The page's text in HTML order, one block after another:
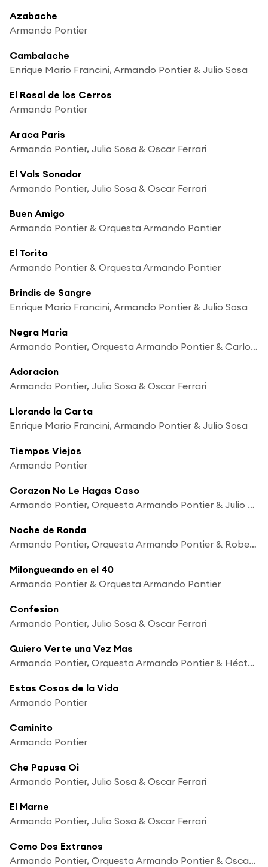
Azabache
Armando Pontier
Cambalache
Enrique Mario Francini, Armando Pontier & Julio Sosa
El Rosal de los Cerros
Armando Pontier
Araca Paris
Armando Pontier, Julio Sosa & Oscar Ferrari
El Vals Sonador
Armando Pontier, Julio Sosa & Oscar Ferrari
Buen Amigo
Armando Pontier & Orquesta Armando Pontier
El Torito
Armando Pontier & Orquesta Armando Pontier
Brindis de Sangre
Enrique Mario Francini, Armando Pontier & Julio Sosa
Negra Maria
Armando Pontier, Orquesta Armando Pontier & Carlos Maidana
Adoracion
Armando Pontier, Julio Sosa & Oscar Ferrari
Llorando la Carta
Enrique Mario Francini, Armando Pontier & Julio Sosa
Tiempos Viejos
Armando Pontier
Corazon No Le Hagas Caso
Armando Pontier, Orquesta Armando Pontier & Julio Sosa
Noche de Ronda
Armando Pontier, Orquesta Armando Pontier & Roberto Rufino
Milongueando en el 40
Armando Pontier & Orquesta Armando Pontier
Confesion
Armando Pontier, Julio Sosa & Oscar Ferrari
Quiero Verte una Vez Mas
Armando Pontier, Orquesta Armando Pontier & Héctor Darío
Estas Cosas de la Vida
Armando Pontier
Caminito
Armando Pontier
Che Papusa Oi
Armando Pontier, Julio Sosa & Oscar Ferrari
El Marne
Armando Pontier, Julio Sosa & Oscar Ferrari
Como Dos Extranos
Armando Pontier, Orquesta Armando Pontier & Oscar Ferrari